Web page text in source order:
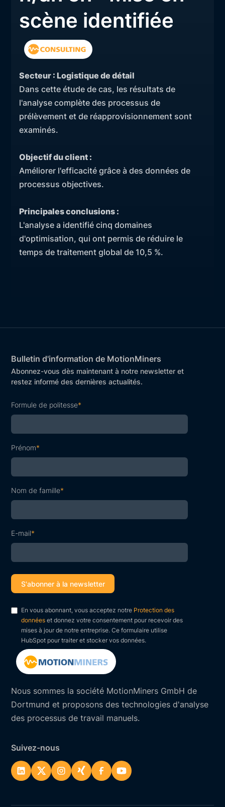
scène identifiée
Secteur : Logistique de détail
Dans cette étude de cas, les résultats de
l'analyse complète des processus de
prélèvement et de réapprovisionnement sont
examinés.
Objectif du client :
Améliorer l'efficacité grâce à des données de
processus objectives.
Principales conclusions :
L'analyse a identifié cinq domaines
d'optimisation, qui ont permis de réduire le
temps de traitement global de 10,5 %.
Nous sommes la société MotionMiners GmbH de
Dortmund et proposons des technologies d'analyse
des processus de travail manuels.
Suivez-nous
Bulletin d'information de MotionMiners
Abonnez-vous dès maintenant à notre newsletter et
restez informé des dernières actualités.
Formule de politesse*
Prénom*
Nom de famille*
E-mail*
En vous abonnant, vous acceptez notre Protection des
données et donnez votre consentement pour recevoir des
mises à jour de notre entreprise. Ce formulaire utilise
HubSpot pour traiter et stocker vos données.